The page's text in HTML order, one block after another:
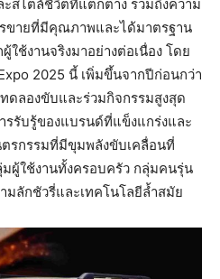
สไตล์ชีวิตที่แตกต่าง รวมถึงความ
รขายที่มีคุณภาพและได้มาตรฐาน
ใช้งานจริงมาอย่างต่อเนื่อง โดย
2025 นี้ เพิ่มขึ้นจากปีก่อนกว่า
ดลองขับและร่วมกิจกรรมสูงสุด
รรับรู้ของแบรนด์ที่แข็งแกร่งและ
รกรรมที่มีขุมพลังขับเคลื่อนที่
ผู้ใช้งานทั้งครอบครัว กลุ่มคนรุ่น
ลักชัวรี่และเทคโนโลยีล้ำสมัย